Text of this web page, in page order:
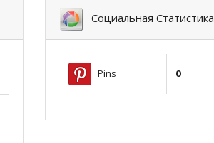
Социальная Статистика
Pins 0